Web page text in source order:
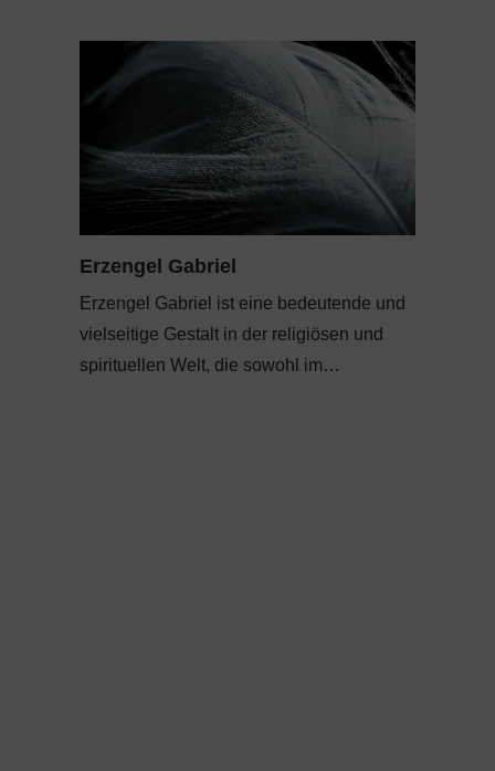
Erzengel Gabriel
Erzengel Gabriel ist eine bedeutende und
vielseitige Gestalt in der religiösen und
spirituellen Welt, die sowohl im…